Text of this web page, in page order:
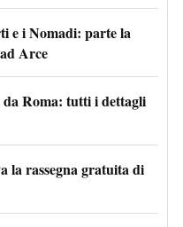
e i Nomadi: parte la
Arce
Roma: tutti i dettagli
la rassegna gratuita di